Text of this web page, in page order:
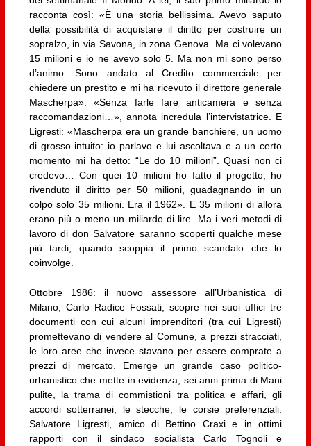
racconta così: «È una storia bellissima. Avevo saputo
della possibilità di acquistare il diritto per costruire un
sopralzo, in via Savona, in zona Genova. Ma ci volevano
15 milioni e io ne avevo solo 5. Ma non mi sono perso
d’animo. Sono andato al Credito commerciale per
chiedere un prestito e mi ha ricevuto il direttore generale
Mascherpa». «Senza farle fare anticamera e senza
raccomandazioni…», annota incredula l’intervistatrice. E
Ligresti: «Mascherpa era un grande banchiere, un uomo
di grosso intuito: io parlavo e lui ascoltava e a un certo
momento mi ha detto: “Le do 10 milioni”. Quasi non ci
credevo… Con quei 10 milioni ho fatto il progetto, ho
rivenduto il diritto per 50 milioni, guadagnando in un
colpo solo 35 milioni. Era il 1962». E 35 milioni di allora
erano più o meno un miliardo di lire. Ma i veri metodi di
lavoro di don Salvatore saranno scoperti qualche mese
più tardi, quando scoppia il primo scandalo che lo
coinvolge.
Ottobre 1986: il nuovo assessore all’Urbanistica di
Milano, Carlo Radice Fossati, scopre nei suoi uffici tre
documenti con cui alcuni imprenditori (tra cui Ligresti)
promettevano di vendere al Comune, a prezzi stracciati,
le loro aree che invece stavano per essere comprate a
prezzi di mercato. Emerge un grande caso politico-
urbanistico che mette in evidenza, sei anni prima di Mani
pulite, la trama di commistioni tra politica e affari, gli
accordi sotterranei, le stecche, le corsie preferenziali.
Salvatore Ligresti, amico di Bettino Craxi e in ottimi
rapporti con il sindaco socialista Carlo Tognoli e